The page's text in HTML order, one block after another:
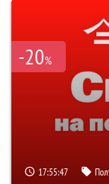
-20%
17:55:47